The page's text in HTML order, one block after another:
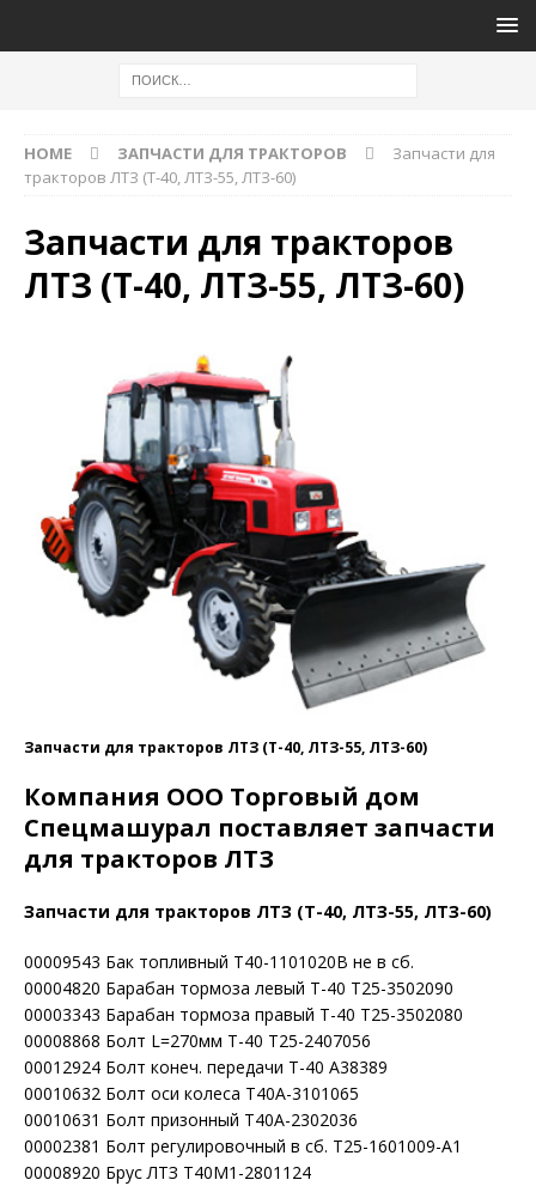
HOME ЗАПЧАСТИ ДЛЯ ТРАКТОРОВ
Запчасти для
тракторов ЛТЗ (Т-40, ЛТЗ-55, ЛТЗ-60)
Запчасти для тракторов
ЛТЗ (Т-40, ЛТЗ-55, ЛТЗ-60)
Запчасти для тракторов ЛТЗ (Т-40, ЛТЗ-55, ЛТЗ-60)
Компания ООО Торговый дом
Спецмашурал поставляет запчасти
для тракторов ЛТЗ
Запчасти для тракторов ЛТЗ (Т-40, ЛТЗ-55, ЛТЗ-60)
00009543 Бак топливный Т40-1101020В не в сб.
00004820 Барабан тормоза левый Т-40 Т25-3502090
00003343 Барабан тормоза правый Т-40 Т25-3502080
00008868 Болт L=270мм Т-40 Т25-2407056
00012924 Болт конеч. передачи Т-40 А38389
00010632 Болт оси колеса Т40А-3101065
00010631 Болт призонный Т40А-2302036
00002381 Болт регулировочный в сб. Т25-1601009-А1
00008920 Брус ЛТЗ Т40М1-2801124